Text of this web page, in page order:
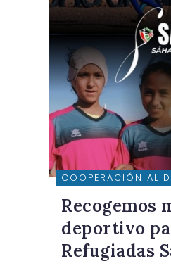
COOPERACIÓN AL
Recogemos
deportivo
Refugiadas